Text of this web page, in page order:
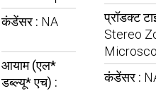
कंडेंसर : NA
आयाम (एल*
डब्ल्यू* एच) :
प्रॉडक्ट
Stereo
कंडेंसर :